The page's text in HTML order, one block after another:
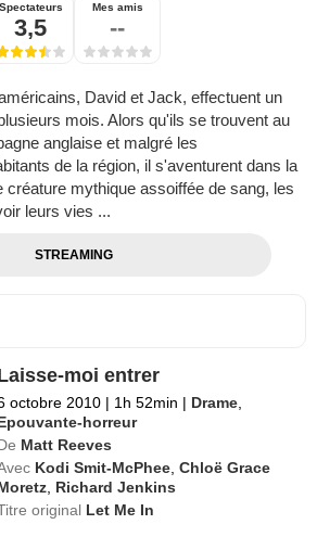
Spectateurs
3,5
Mes amis
--
David et Jack, effectuent un
mois. Alors qu'ils se trouvent au
anglaise et malgré les
de la région, il s'aventurent dans la
créature mythique assoiffée de sang, les
leurs vies ...
STREAMING
moi entrer
octobre 2010 | 1h 52min | Drame,
horreur
Matt Reeves
Kodi Smit-McPhee,Chloë Grace
, Richard Jenkins
original Let Me In